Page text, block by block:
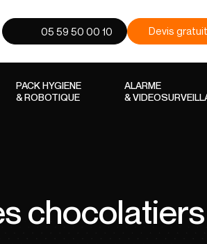
05 59 50 00 10 Devis gratuit
PACK HYGIENE
& ROBOTIQUE
ALARME
&
chocolatiers